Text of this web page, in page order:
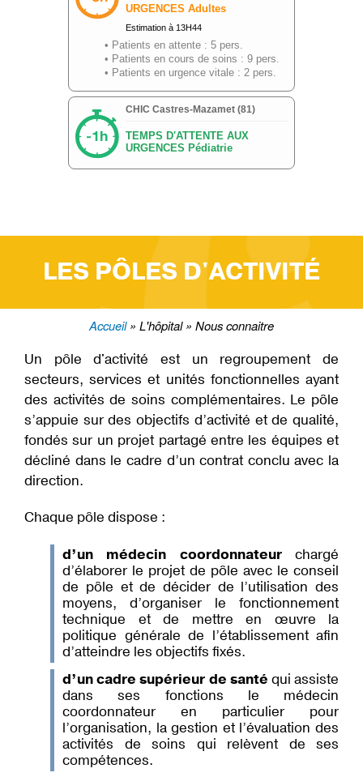
LES PÔLES D'ACTIVITÉ
d'Ariane
Accueil L'hôpital Nous connaitre
Un pôle d'activité est un regroupement de
secteurs, services et unités fonctionnelles ayant
des activités de soins complémentaires. Le pôle
s’appuie sur des objectifs d’activité et de qualité,
fondés sur un projet partagé entre les équipes et
décliné dans le cadre d’un contrat conclu avec la
direction.
Chaque pôle dispose :
d’un médecin coordonnateur chargé
d’élaborer le projet de pôle avec le conseil
de pôle et de décider de l’utilisation des
moyens, d’organiser le fonctionnement
technique et de mettre en œuvre la
politique générale de l’établissement afin
d’atteindre les objectifs fixés.
d’un cadre supérieur de santé qui assiste
dans ses fonctions le médecin
coordonnateur en particulier pour
l’organisation, la gestion et l’évaluation des
activités de soins qui relèvent de ses
compétences.